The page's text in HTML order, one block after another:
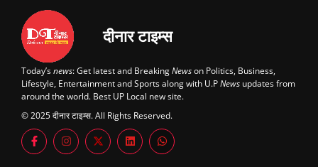
दीनार टाइम्स
Today’snews: Get latest and BreakingNewson Politics, Business,
Lifestyle, Entertainment and Sports along with U.PNews updates from
around the world. Best UP Local new site.
© 2025 दीनार टाइम्स. All Rights Reserved.